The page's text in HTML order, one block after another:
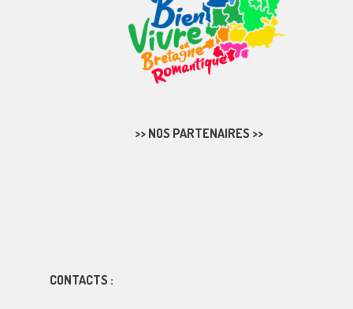
>> NOS PARTENAIRES >>
CONTACTS :